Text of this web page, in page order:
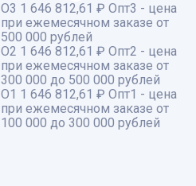
О3 1 646 812,61 ₽ Опт3 - цена
при ежемесячном заказе от
500 000 рублей
О2 1 646 812,61 ₽ Опт2 - цена
при ежемесячном заказе от
300 000 до 500 000 рублей
О1 1 646 812,61 ₽ Опт1 - цена
при ежемесячном заказе от
100 000 до 300 000 рублей